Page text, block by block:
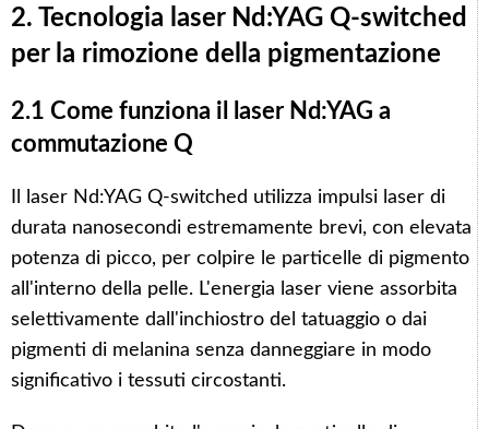
2. Tecnologia laser Nd:YAG Q-switched
per la rimozione della pigmentazione
2.1 Come funziona il laser Nd:YAG a
commutazione Q
Il laser Nd:YAG Q-switched utilizza impulsi laser di
durata nanosecondi estremamente brevi, con elevata
potenza di picco, per colpire le particelle di pigmento
all'interno della pelle. L'energia laser viene assorbita
selettivamente dall'inchiostro del tatuaggio o dai
pigmenti di melanina senza danneggiare in modo
significativo i tessuti circostanti.